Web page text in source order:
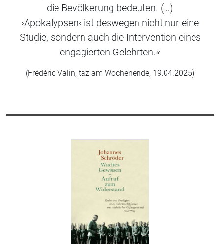
die Bevölkerung bedeuten. (…)
›Apokalypsen‹ ist deswegen nicht nur eine
Studie, sondern auch die Intervention eines
engagierten Gelehrten.«
(Frédéric Valin, taz am Wochenende, 19.04.2025)